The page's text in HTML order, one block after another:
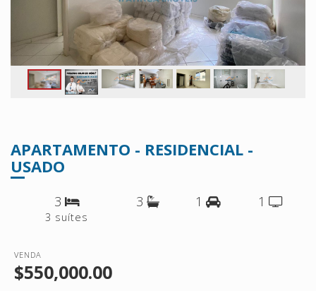
APARTAMENTO - RESIDENCIAL -
USADO
3
3 suítes
3 1 1
VENDA
$550,000.00